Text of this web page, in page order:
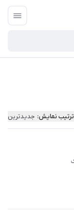
ترتیب نمایش: جدیدترین